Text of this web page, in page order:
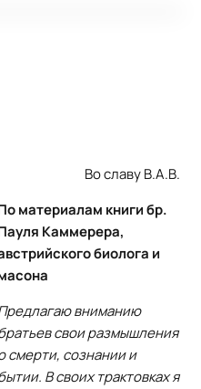
Во славу В.А.В.
материалам книги бр.
Каммерера,
биолога и
вниманию
свои размышления
смерти, сознании и
В своих трактовках я